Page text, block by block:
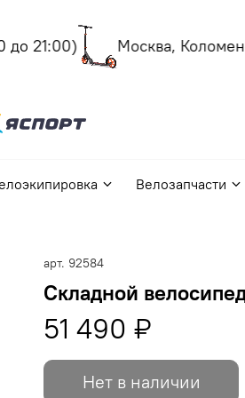
21:00) Москва,
Велозапчасти
арт. 92584
Складной
51 490 ₽
Нет в наличии